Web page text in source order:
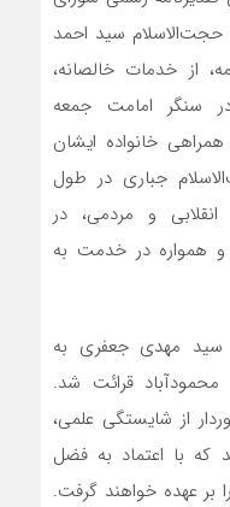
سید احمد
از خدمات خالصانه،
سنگر امامت جمعه
خانواده ایشان
جباری در طول
و مردمی، در
همواره در خدمت به
مهدی جعفری به
قرائت شد.
از شایستگی علمی،
که با اعتماد به فضل
بر عهده خواهند گرفت.